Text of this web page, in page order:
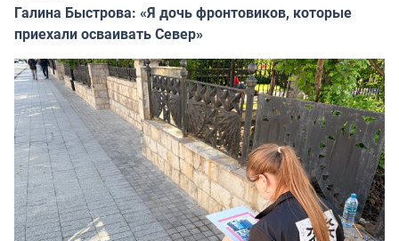
Галина Быстрова: «Я дочь фронтовиков, которые
приехали осваивать Север»